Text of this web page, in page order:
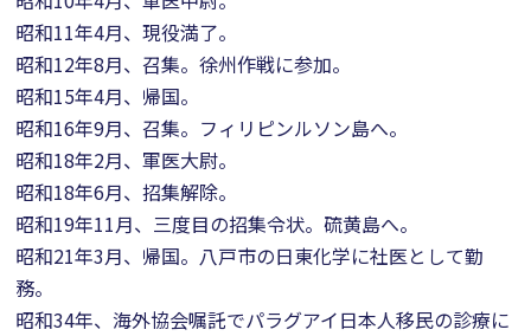
昭和11年4月、現役満了。
昭和12年8月、召集。徐州作戦に参加。
昭和15年4月、帰国。
昭和16年9月、召集。フィリピンルソン島へ。
昭和18年2月、軍医大尉。
昭和18年6月、招集解除。
昭和19年11月、三度目の招集令状。硫黄島へ。
昭和21年3月、帰国。八戸市の日東化学に社医として勤
務。
昭和34年、海外協会嘱託でパラグアイ日本人移民の診療に